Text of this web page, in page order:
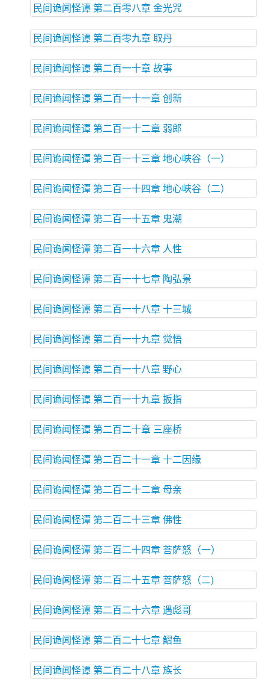
民间诡闻怪谭 第二百零八章 金光咒
民间诡闻怪谭 第二百零九章 取丹
民间诡闻怪谭 第二百一十章 故事
民间诡闻怪谭 第二百一十一章 创新
民间诡闻怪谭 第二百一十二章 弱郎
民间诡闻怪谭 第二百一十三章 地心峡谷（一）
民间诡闻怪谭 第二百一十四章 地心峡谷（二）
民间诡闻怪谭 第二百一十五章 鬼潮
民间诡闻怪谭 第二百一十六章 人性
民间诡闻怪谭 第二百一十七章 陶弘景
民间诡闻怪谭 第二百一十八章 十三城
民间诡闻怪谭 第二百一十九章 觉悟
民间诡闻怪谭 第二百一十八章 野心
民间诡闻怪谭 第二百一十九章 扳指
民间诡闻怪谭 第二百二十章 三座桥
民间诡闻怪谭 第二百二十一章 十二因缘
民间诡闻怪谭 第二百二十二章 母亲
民间诡闻怪谭 第二百二十三章 佛性
民间诡闻怪谭 第二百二十四章 菩萨怒（一）
民间诡闻怪谭 第二百二十五章 菩萨怒（二)
民间诡闻怪谭 第二百二十六章 遇彪哥
民间诡闻怪谭 第二百二十七章 鰼鱼
民间诡闻怪谭 第二百二十八章 族长